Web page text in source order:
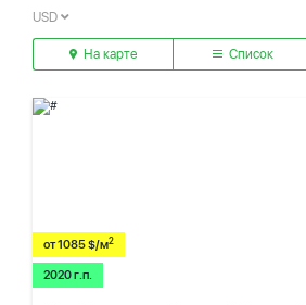
USD
На карте Список
от 1085 $/м2
2020 г.п.